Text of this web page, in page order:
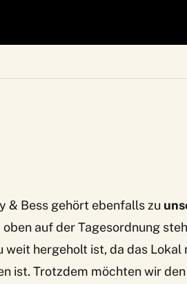
& Bess gehört ebenfalls zu
auf der Tagesordnung
weit hergeholt ist, da das Lokal
ist. Trotzdem möchten wir